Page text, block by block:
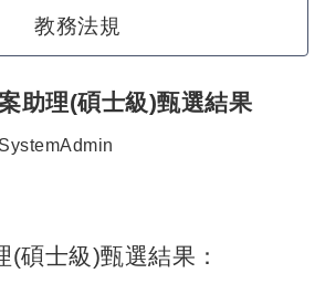
教務法規
助理(碩士級)甄選結果
布者：
SystemAdmin
(碩士級)甄選結果：